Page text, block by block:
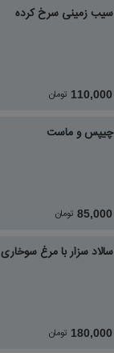
سیب زمینی سرخ کرده
110,000 تومان
چیپس و ماست
85,000 تومان
سالاد سزار با مرغ سوخاری
180,000 تومان